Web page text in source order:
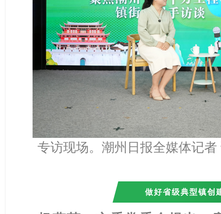
专访现场。潮州日报全媒体记者
做好省级典型镇创